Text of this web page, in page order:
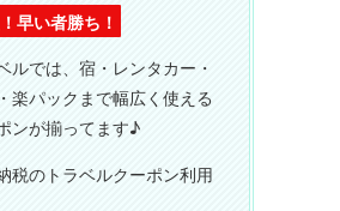
早い者勝ち！
ルでは、宿・レンタカー・
楽パックまで幅広く使える
ンが揃ってます♪
税のトラベルクーポン利用